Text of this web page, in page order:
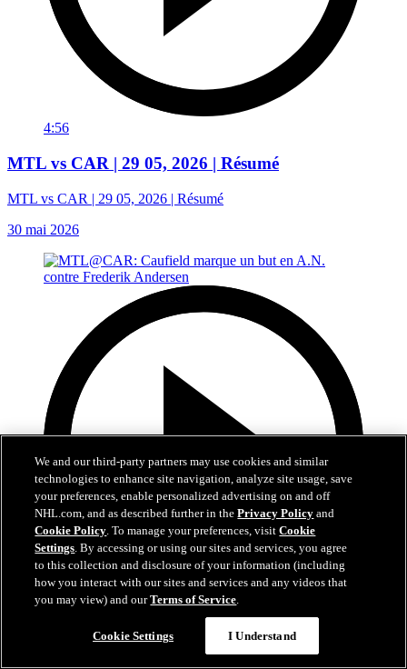
4:56
MTL vs CAR | 29 05, 2026 | Résumé
MTL vs CAR | 29 05, 2026 | Résumé
30 mai 2026
MTL@CAR: Caufield marque un but en A.N.
We and our third-party partners may use cookies and similar
technologies to enhance site navigation, analyze site usage, save
your preferences, enable personalized advertising on and off
NHL.com, and as described further in thePrivacy Policy and
Cookie Policy. To manage your preferences, visitCookie
Settings. By accessing or using our sites and services, you agree
to this collection and disclosure of your information (including
how you interact with our sites and services and any videos that
you may view) and ourTerms of Service.
Cookie Settings I Understand